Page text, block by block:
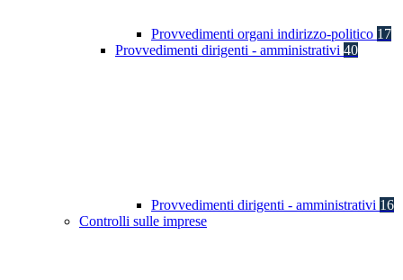
Provvedimenti organi indirizzo-politico 17
Provvedimenti dirigenti - amministrativi 40
Provvedimenti dirigenti - amministrativi 16
Controlli sulle imprese